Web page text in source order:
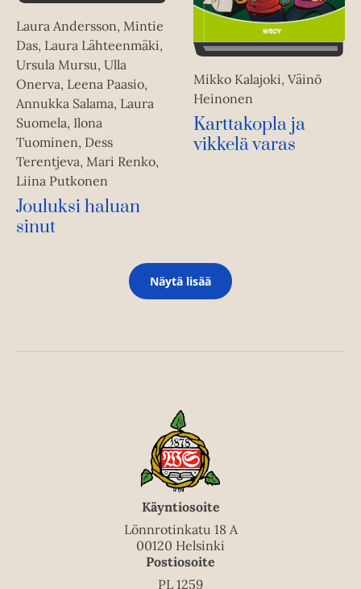
Laura Andersson, Mintie
Das, Laura Lähteenmäki,
Ursula Mursu, Ulla
Onerva, Leena Paasio,
Annukka Salama, Laura
Suomela, Ilona
Tuominen, Dess
Terentjeva, Mari Renko,
Liina Putkonen
Jouluksi haluan
sinut
Mikko Kalajoki, Väinö
Heinonen
Karttakopla ja
vikkelä varas
Näytä lisää
Käyntiosoite
Lönnrotinkatu 18 A
00120 Helsinki
Postiosoite
PL 1259